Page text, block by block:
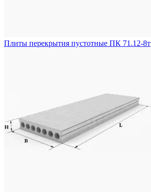
Плиты перекрытия пустотные ПК 71.12-8т